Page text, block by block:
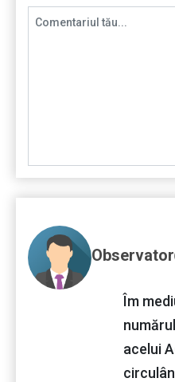
Observator
Îm
acelui